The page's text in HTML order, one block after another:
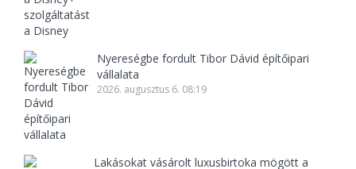
Nyereségbe fordult Tibor Dávid építőipari
vállalata
2026. augusztus 6. 08:19
Lakásokat vásárolt luxusbirtoka mögött a